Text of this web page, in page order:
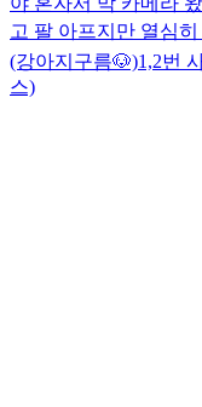
고 팔 아프지만 열심
(강아지구름🐶)1,2번
스)